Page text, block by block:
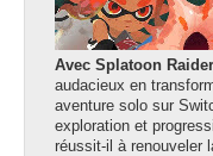
Avec Splatoon
audacieux en
aventure solo sur
exploration et
réussit-il à renouveler